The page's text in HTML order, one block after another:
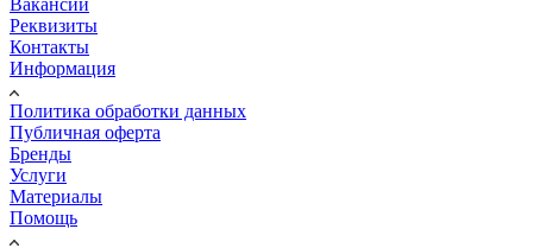
Реквизиты
Контакты
Информация
Политика обработки данных
Публичная оферта
Бренды
Услуги
Материалы
Помощь